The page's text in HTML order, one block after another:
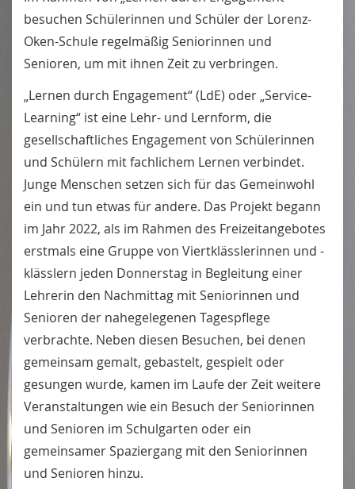
besuchen Schülerinnen und Schüler der Lorenz-
Oken-Schule regelmäßig Seniorinnen und
Senioren, um mit ihnen Zeit zu verbringen.
„Lernen durch Engagement“ (LdE) oder „Service-
Learning“ ist eine Lehr- und Lernform, die
gesellschaftliches Engagement von Schülerinnen
und Schülern mit fachlichem Lernen verbindet.
Junge Menschen setzen sich für das Gemeinwohl
ein und tun etwas für andere. Das Projekt begann
im Jahr 2022, als im Rahmen des Freizeitangebotes
erstmals eine Gruppe von Viertklässlerinnen und -
klässlern jeden Donnerstag in Begleitung einer
Lehrerin den Nachmittag mit Seniorinnen und
Senioren der nahegelegenen Tagespflege
verbrachte. Neben diesen Besuchen, bei denen
gemeinsam gemalt, gebastelt, gespielt oder
gesungen wurde, kamen im Laufe der Zeit weitere
Veranstaltungen wie ein Besuch der Seniorinnen
und Senioren im Schulgarten oder ein
gemeinsamer Spaziergang mit den Seniorinnen
und Senioren hinzu.